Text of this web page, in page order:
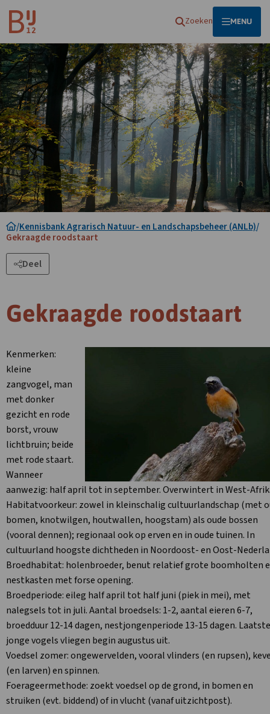
Homepagina Zoeken OPEN
MENU
/Kennisbank Agrarisch Natuur- en Landschapsbeheer (ANLb)/
Gekraagde roodstaart
Deel
Gekraagde roodstaart
Kenmerken:
kleine
zangvogel, man
met donker
gezicht en rode
borst, vrouw
lichtbruin; beide
met rode staart.
Wanneer
aanwezig: half april tot in september. Overwintert in West-
Habitatvoorkeur: zowel in kleinschalig cultuurlandschap (met
bomen, knotwilgen, houtwallen, hoogstam) als oude bossen
(vooral dennen); regionaal ook op erven en in oude tuinen. In
cultuurland hoogste dichtheden in Noordoost- en Oost-
Broedhabitat: holenbroeder, benut relatief grote boomholten
nestkasten met forse opening.
Broedperiode: eileg half april tot half juni (piek in mei), met
nalegsels tot in juli. Aantal broedsels: 1-2, aantal eieren 6-7,
broedduur 12-14 dagen, nestjongenperiode 13-15 dagen. Laatste
jonge vogels vliegen begin augustus uit.
Voedsel zomer: ongewervelden, vooral vlinders (en rupsen),
(en larven) en spinnen.
Foerageermethode: zoekt voedsel op de grond, in bomen en
struiken (evt. biddend) of in vlucht (vanaf uitzichtpost).